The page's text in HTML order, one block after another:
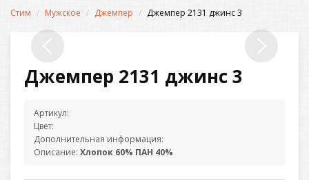
Стим Мужское Джемпер Джемпер 2131 джинс 3
Джемпер 2131 джинс 3
Артикул:
Цвет:
Дополнительная информация:
Описание: Хлопок 60% ПАН 40%